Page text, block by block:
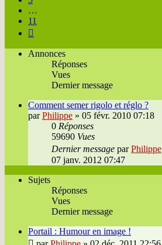
…
11
Annonces
Réponses
Vues
Dernier message
Comment semer rigolo et réglo ?
parPhilippe » 05 févr. 2010 07:18
0 Réponses
59690 Vues
Dernier message parPhilippe
07 janv. 2012 07:47
Sujets
Réponses
Vues
Dernier message
Portail : Humour en image !